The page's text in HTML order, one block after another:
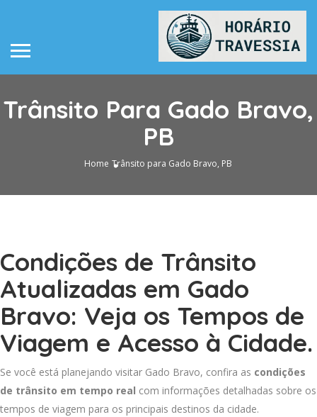
Trânsito Para Gado Bravo,
PB
Home Trânsito para Gado Bravo, PB
Condições de Trânsito
Atualizadas em Gado
Bravo: Veja os Tempos de
Viagem e Acesso à Cidade.
Se você está planejando visitar Gado Bravo, confira as condições
de trânsito em tempo real com informações detalhadas sobre os
tempos de viagem para os principais destinos da cidade.